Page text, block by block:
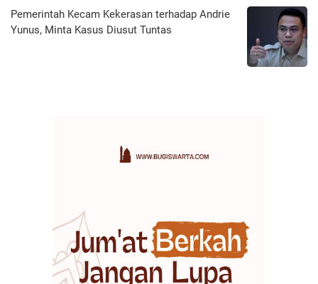
Pemerintah Kecam Kekerasan terhadap Andrie
Yunus, Minta Kasus Diusut Tuntas